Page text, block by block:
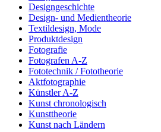
Designgeschichte
Design- und Medientheorie
Textildesign, Mode
Produktdesign
Fotografie
Fotografen A-Z
Fototechnik / Fototheorie
Aktfotographie
Künstler A-Z
Kunst chronologisch
Kunsttheorie
Kunst nach Ländern